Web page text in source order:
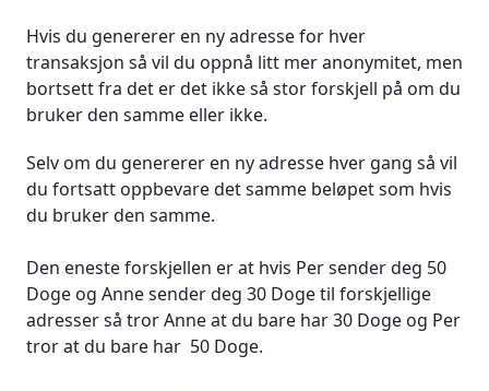
Hvis du genererer en ny adresse for hver
transaksjon så vil du oppnå litt mer anonymitet, men
bortsett fra det er det ikke så stor forskjell på om du
bruker den samme eller ikke.
Selv om du genererer en ny adresse hver gang så vil
du fortsatt oppbevare det samme beløpet som hvis
du bruker den samme.
Den eneste forskjellen er at hvis Per sender deg 50
Doge og Anne sender deg 30 Doge til forskjellige
adresser så tror Anne at du bare har 30 Doge og Per
tror at du bare har 50 Doge.